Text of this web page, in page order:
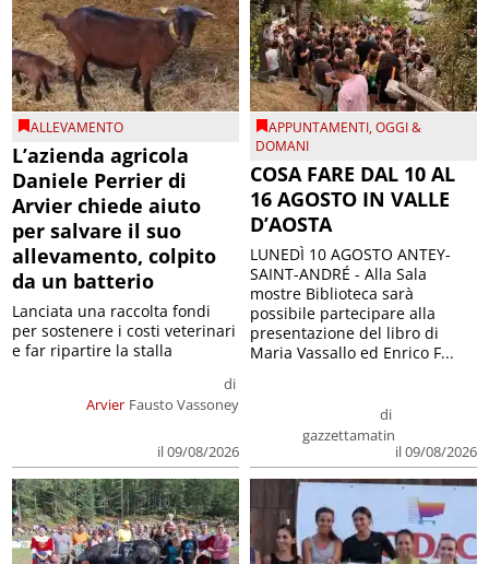
ALLEVAMENTO
L’azienda agricola
Daniele Perrier di
Arvier chiede aiuto
per salvare il suo
allevamento, colpito
da un batterio
Arvier
di
Fausto Vassoney
il 09/08/2026
Lanciata una raccolta fondi
per sostenere i costi veterinari
e far ripartire la stalla
APPUNTAMENTI,OGGI &
DOMANI
COSA FARE DAL 10 AL
16 AGOSTO IN VALLE
D’AOSTA
di
gazzettamatin
il 09/08/2026
LUNEDÌ 10 AGOSTO ANTEY-
SAINT-ANDRÉ - Alla Sala
mostre Biblioteca sarà
possibile partecipare alla
presentazione del libro di
Maria Vassallo ed Enrico F...